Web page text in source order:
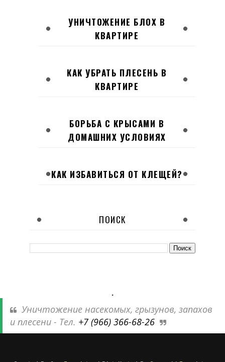
УНИЧТОЖЕНИЕ БЛОХ В
КВАРТИРЕ
КАК УБРАТЬ ПЛЕСЕНЬ В
КВАРТИРЕ
БОРЬБА С КРЫСАМИ В
ДОМАШНИХ УСЛОВИЯХ
КАК ИЗБАВИТЬСЯ ОТ КЛЕЩЕЙ?
ПОИСК
.
Уничтожение насекомых, грызунов, запахов
и плесени - Тел. +7 (966) 366-68-26